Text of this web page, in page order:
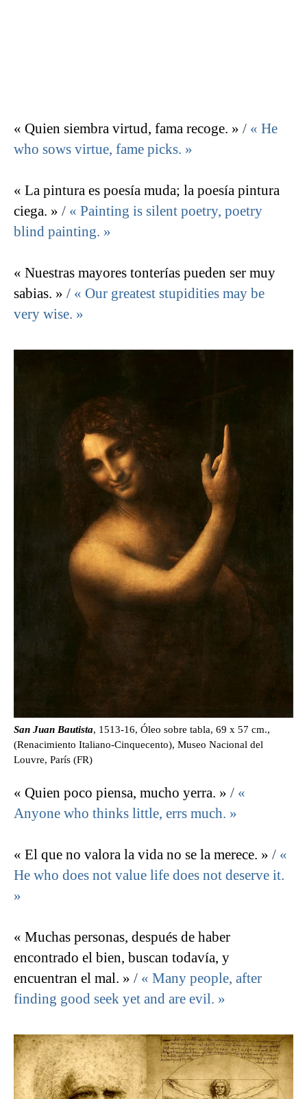
« Quien siembra virtud, fama recoge. » / « He
who sows virtue, fame picks. »
« La pintura es poesía muda; la poesía pintura
ciega. » / « Painting is silent poetry, poetry
blind painting. »
« Nuestras mayores tonterías pueden ser muy
sabias. » / « Our greatest stupidities may be
very wise. »
San Juan Bautista, 1513-16, Óleo sobre tabla, 69 x 57 cm.,
(Renacimiento Italiano-Cinquecento), Museo Nacional del
Louvre, París (FR)
« Quien poco piensa, mucho yerra. » / «
Anyone who thinks little, errs much. »
« El que no valora la vida no se la merece. » / «
He who does not value life does not deserve it.
»
« Muchas personas, después de haber
encontrado el bien, buscan todavía, y
encuentran el mal. » / « Many people, after
finding good seek yet and are evil. »